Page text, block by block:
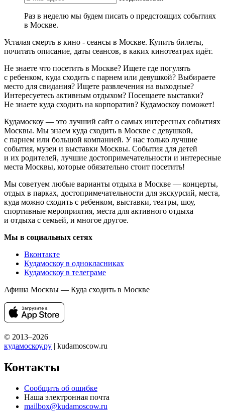
Раз в неделю мы будем писать о предстоящих событиях
в Москве.
Усталая смерть в кино - сеансы в Москве. Купить билеты,
почитать описание, даты сеансов, в каких кинотеатрах идёт.
Не знаете что посетить в Москве? Ищете где погулять
с ребенком, куда сходить с парнем или девушкой? Выбираете
место для свидания? Ищете развлечения на выходные?
Интересуетесь активным отдыхом? Посещаете выставки?
Не знаете куда сходить на корпоратив? Кудамоскоу поможет!
Кудамоскоу — это лучший сайт о самых интересных событиях
Москвы. Мы знаем куда сходить в Москве с девушкой,
с парнем или большой компанией. У нас только лучшие
события, музеи и выставки Москвы. События для детей
и их родителей, лучшие достопримечательности и интересные
места Москвы, которые обязательно стоит посетить!
Мы советуем любые варианты отдыха в Москве — концерты,
отдых в парках, достопримечательности для экскурсий, места,
куда можно сходить с ребенком, выставки, театры, шоу,
спортивные мероприятия, места для активного отдыха
и отдыха с семьей, и многое другое.
Мы в социальных сетях
Вконтакте
Кудамоскоу в однокласниках
Кудамоскоу в телеграме
Афиша Москвы — Куда сходить в Москве
© 2013–2026
кудамоскоу.ру | kudamoscow.ru
Контакты
Сообщить об ошибке
Наша электронная почта
mailbox@kudamoscow.ru